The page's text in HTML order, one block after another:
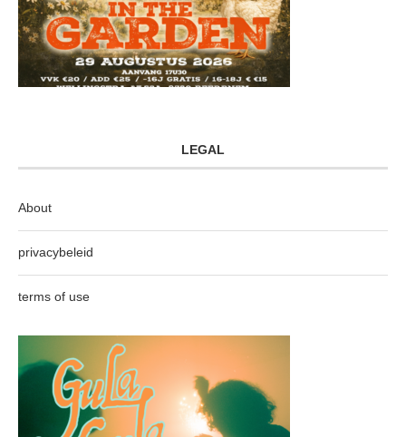
LEGAL
About
privacybeleid
terms of use